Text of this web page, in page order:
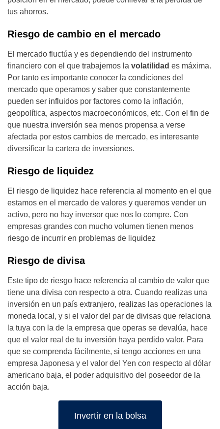
tus ahorros.
Riesgo de cambio en el mercado
El mercado fluctúa y es dependiendo del instrumento
financiero con el que trabajemos la volatilidad es máxima.
Por tanto es importante conocer la condiciones del
mercado que operamos y saber que constantemente
pueden ser influidos por factores como la inflación,
geopolítica, aspectos macroeconómicos, etc. Con el fin de
que nuestra inversión sea menos propensa a verse
afectada por estos cambios de mercado, es interesante
diversificar la cartera de inversiones.
Riesgo de liquidez
El riesgo de liquidez hace referencia al momento en el que
estamos en el mercado de valores y queremos vender un
activo, pero no hay inversor que nos lo compre. Con
empresas grandes con mucho volumen tienen menos
riesgo de incurrir en problemas de liquidez
Riesgo de divisa
Este tipo de riesgo hace referencia al cambio de valor que
tiene una divisa con respecto a otra. Cuando realizas una
inversión en un país extranjero, realizas las operaciones la
moneda local, y si el valor del par de divisas que relaciona
la tuya con la de la empresa que operas se devalúa, hace
que el valor real de tu inversión haya perdido valor. Para
que se comprenda fácilmente, si tengo acciones en una
empresa Japonesa y el valor del Yen con respecto al dólar
americano baja, el poder adquisitivo del poseedor de la
acción baja.
Invertir en la bolsa